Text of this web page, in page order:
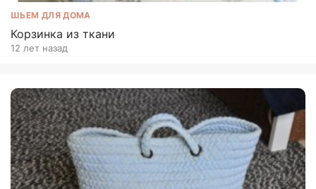
ШЬЕМ ДЛЯ ДОМА
Корзинка из ткани
12 лет назад